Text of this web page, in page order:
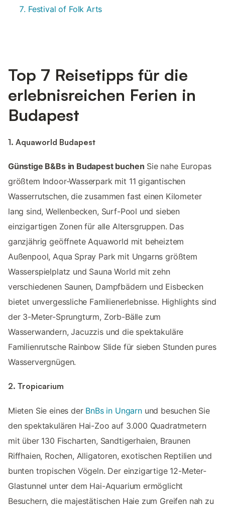
Festival of Folk Arts
Top 7 Reisetipps für die
erlebnisreichen Ferien in
Budapest
1. Aquaworld Budapest
Günstige B&Bs in Budapest buchen Sie nahe Europas
größtem Indoor-Wasserpark mit 11 gigantischen
Wasserrutschen, die zusammen fast einen Kilometer
lang sind, Wellenbecken, Surf-Pool und sieben
einzigartigen Zonen für alle Altersgruppen. Das
ganzjährig geöffnete Aquaworld mit beheiztem
Außenpool, Aqua Spray Park mit Ungarns größtem
Wasserspielplatz und Sauna World mit zehn
verschiedenen Saunen, Dampfbädern und Eisbecken
bietet unvergessliche Familienerlebnisse. Highlights sind
der 3-Meter-Sprungturm, Zorb-Bälle zum
Wasserwandern, Jacuzzis und die spektakuläre
Familienrutsche Rainbow Slide für sieben Stunden pures
Wasservergnügen.
2. Tropicarium
Mieten Sie eines der BnBs in Ungarnund besuchen Sie
den spektakulären Hai-Zoo auf 3.000 Quadratmetern
mit über 130 Fischarten, Sandtigerhaien, Braunen
Riffhaien, Rochen, Alligatoren, exotischen Reptilien und
bunten tropischen Vögeln. Der einzigartige 12-Meter-
Glastunnel unter dem Hai-Aquarium ermöglicht
Besuchern, die majestätischen Haie zum Greifen nah zu